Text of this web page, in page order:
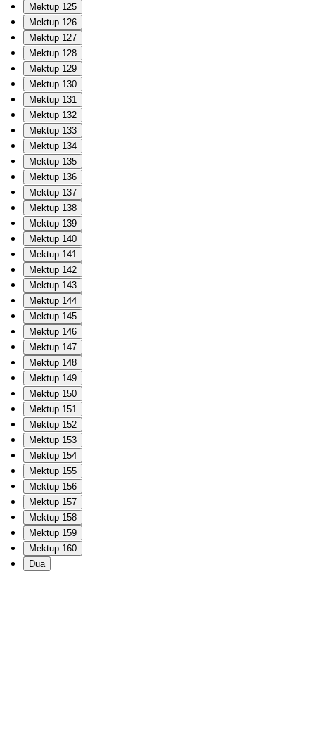
Mektup 125
Mektup 126
Mektup 127
Mektup 128
Mektup 129
Mektup 130
Mektup 131
Mektup 132
Mektup 133
Mektup 134
Mektup 135
Mektup 136
Mektup 137
Mektup 138
Mektup 139
Mektup 140
Mektup 141
Mektup 142
Mektup 143
Mektup 144
Mektup 145
Mektup 146
Mektup 147
Mektup 148
Mektup 149
Mektup 150
Mektup 151
Mektup 152
Mektup 153
Mektup 154
Mektup 155
Mektup 156
Mektup 157
Mektup 158
Mektup 159
Mektup 160
Dua